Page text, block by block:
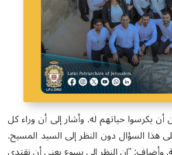
أن يكرسوا حياتهم له. وأشار إلى أن وراء كل
على هذا السؤال دون النظر إلى السيد المسيح.